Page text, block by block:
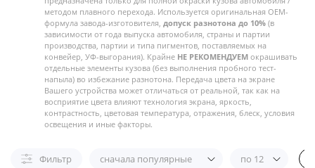
методом плавного перехода. Используется оригинальная OEM-
формула завода-изготовителя, допуск разнотона до 10% (в
зависимости от года выпуска автомобиля, страны и партии
производства, партии и типа пигментов, поставляемых на
конвейер, УФ-выгорания). Крайне НЕ РЕКОМЕНДУЕМ окрашивать
отдельные элементы кузова (без выполнения пробного тест-
напыла) во избежание разнотона. Передача цвета на экране
Вашего устройства может отличаться от реальной, так как на
восприятие цвета влияют технология экрана, яркость,
контрастность, цветовая температура, отражения, блеск, условия
освещения и иные факторы.
Фильтр сначала популярные по 12